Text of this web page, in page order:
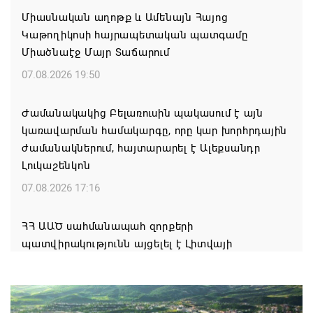
Միասնական աղոթք և Ամենայն Հայոց
Կաթողիկոսի հայրապետական պատգամը
Միածնաէջ Մայր Տաճարում
07.08.2026 19:50
Ժամանակակից Բելառուսին պակասում է այն
կառավարման համակարգը, որը կար խորհրդային
ժամանակներում, հայտարարել է Ալեքսանդր
Լուկաշենկոն
07.08.2026 17:16
ՀՀ ԱԱԾ սահմանապահ զորքերի
պատվիրակությունն այցելել է Լիտվայի
07.08.2026 16:57